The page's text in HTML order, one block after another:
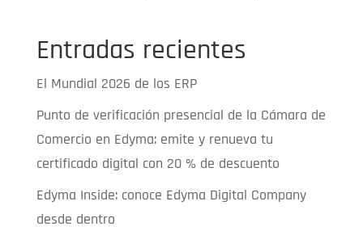
Entradas recientes
El Mundial 2026 de los ERP
Punto de verificación presencial de la Cámara de
Comercio en Edyma: emite y renueva tu
certificado digital con 20 % de descuento
Edyma Inside: conoce Edyma Digital Company
desde dentro